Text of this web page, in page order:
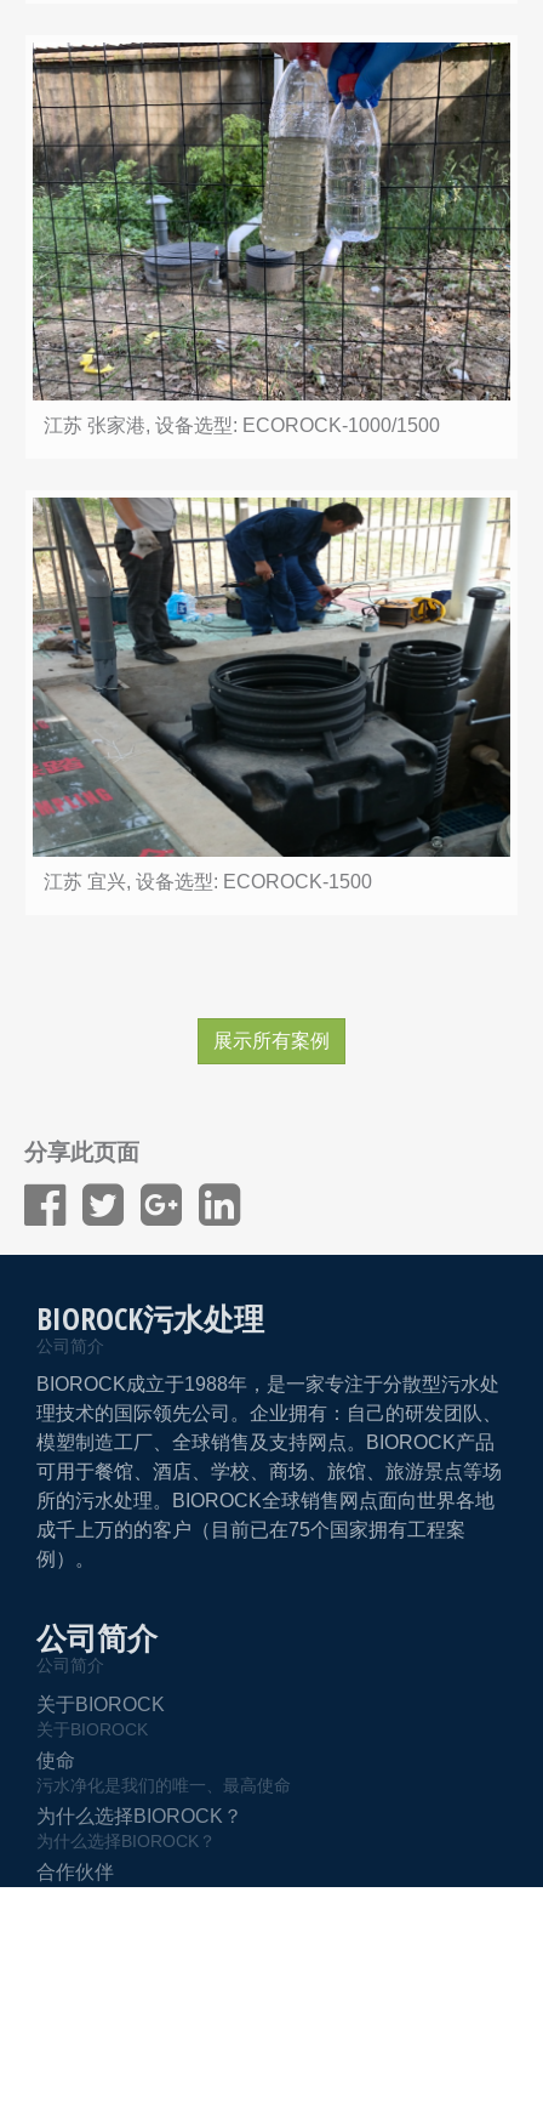
江苏 张家港, 设备选型: ECOROCK-1000/1500
江苏 宜兴, 设备选型: ECOROCK-1500
展示所有案例
分享此页面
BIOROCK污水处理
公司简介
BIOROCK成立于1988年，是一家专注于分散型污水处
理技术的国际领先公司。企业拥有：自己的研发团队、
模塑制造工厂、全球销售及支持网点。BIOROCK产品
可用于餐馆、酒店、学校、商场、旅馆、旅游景点等场
所的污水处理。BIOROCK全球销售网点面向世界各地
成千上万的的客户（目前已在75个国家拥有工程案
例）。
公司简介
公司简介
关于BIOROCK
关于BIOROCK
使命
污水净化是我们的唯一、最高使命
为什么选择BIOROCK？
为什么选择BIOROCK？
合作伙伴